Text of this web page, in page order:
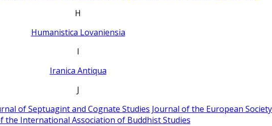
H
Humanistica Lovaniensia
I
Iranica Antiqua
J
of Septuagint and Cognate Studies Journal of the European
the International Association of Buddhist Studies